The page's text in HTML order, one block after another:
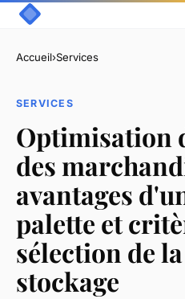
Accueil›Services
SERVICES
Optimisation
des
avantages
palette et
sélection de
stockage